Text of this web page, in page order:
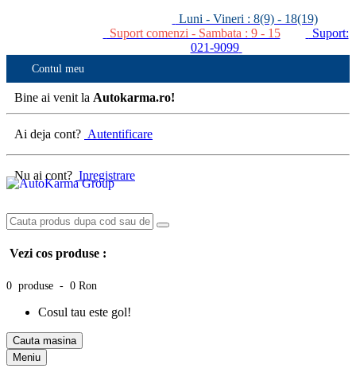
Luni - Vineri : 8(9) - 18(19)
Suport comenzi - Sambata : 9 - 15
Suport:
021-9099
Contul meu
Bine ai venit la Autokarma.ro!
Ai deja cont? Autentificare
Nu ai cont? Inregistrare
Vezi cos produse :
0 produse - 0 Ron
Cosul tau este gol!
Cauta masina
Meniu